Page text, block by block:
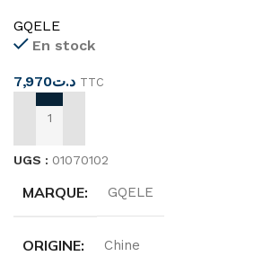
GQELE
En stock
د.ت7,970 TTC
AJOUTER AU PANIER
UGS : 01070102
MARQUE GQELE
ORIGINE Chine